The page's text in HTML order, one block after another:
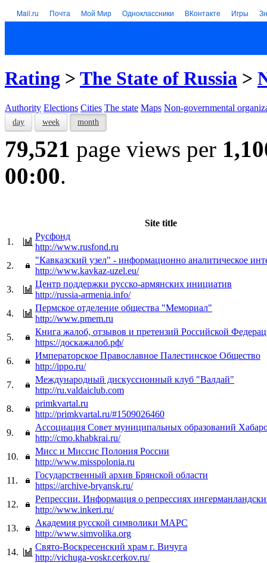
Mail.ru Почта Мой Мир Одноклассники ВКонтакте Игры
Rating > The State of Russia >
Authority Elections Cities The state Maps Non-governmental
day week month
79,521 page views per
00:00.
Site title
1.
Русфонд
http://www.rusfond.ru
2.
"Кавказский узел" - информационно аналитическое
http://www.kavkaz-uzel.eu/
3.
Центр поддержки русско-армянских инициатив
http://russia-armenia.info/
4.
Пермское отделение общества "Мемориал"
http://www.pmem.ru
5.
Книга жалоб, отзывов и претензий Российской
https://доскажалоб.рф/
6.
Императорское Православное Палестинское Общество
http://ippo.ru/
7.
Международный дискуссионный клуб "Валдай"
http://ru.valdaiclub.com
8.
primkvartal.ru
http://primkvartal.ru/#1509026460
9.
Ассоциация Совет муниципальных образований
http://cmo.khabkrai.ru/
10.
Мисс и Миссис Полония России
http://www.misspolonia.ru
11.
Государственный архив Брянской области
https://archive-bryansk.ru/
12.
Репрессии. Информация о репрессиях
http://www.inkeri.ru/
13.
Академия русской символики МАРС
http://www.simvolika.org
14.
Свято-Воскресенский храм г. Вичуга
http://vichuga-voskr.cerkov.ru/